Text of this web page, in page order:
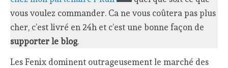
vous voulez commander. Ca ne vous coûtera pas plus
cher, c’est livré en 24h et c’est une bonne façon de
supporter le blog.
Les Fenix dominent outrageusement le marché des